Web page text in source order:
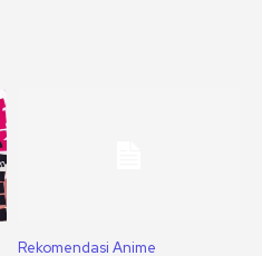
Rekomendasi Anime